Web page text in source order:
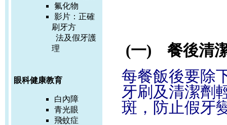
氟化物
影片： 正確
刷牙方
法及假牙護
理
眼科健康教育
白內障
青光眼
飛蚊症
(一) 餐後清
每餐飯後要除
牙刷及清潔劑
斑，防止假牙